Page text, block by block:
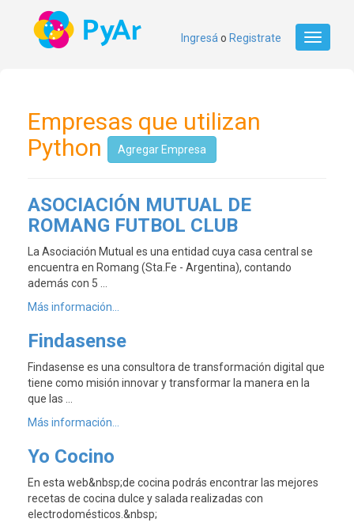
Toggle
Ingresá o Registrate
Empresas que utilizan
Python
Agregar Empresa
ASOCIACIÓN MUTUAL DE
ROMANG FUTBOL CLUB
La Asociación Mutual es una entidad cuya casa central se
encuentra en Romang (Sta.Fe - Argentina), contando
además con 5 …
Más información...
Findasense
Findasense es una consultora de transformación digital que
tiene como misión innovar y transformar la manera en la
que las …
Más información...
Yo Cocino
En esta web&nbsp;de cocina podrás encontrar las mejores
recetas de cocina dulce y salada realizadas con
electrodomésticos.&nbsp;